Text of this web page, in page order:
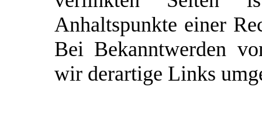
Anhaltspunkte einer
Bei Bekanntwerden
wir derartige Links